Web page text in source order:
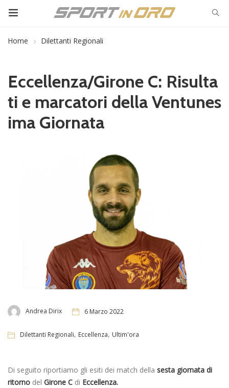
Home Dilettanti Regionali
Eccellenza/Girone C: Risulta
ti e marcatori della Ventunes
ima Giornata
Andrea Dirix 6 Marzo 2022
Dilettanti Regionali, Eccellenza, Ultim'ora
Di seguito riportiamo gli esiti dei match della sesta giornata di
ritorno del Girone C di Eccellenza.